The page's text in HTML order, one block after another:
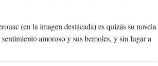
(en la imagen destacada) es quizás su novela
amoroso y sus bemoles, y sin lugar a